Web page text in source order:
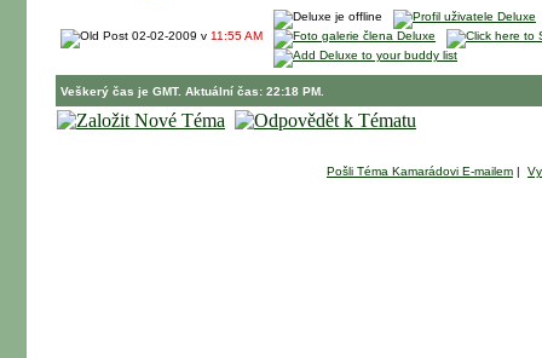
02-02-2009 v 11:55 AM
Veškerý čas je GMT. Aktuální čas: 22:18 PM.
Pošli Téma Kamarádovi E-mailem |